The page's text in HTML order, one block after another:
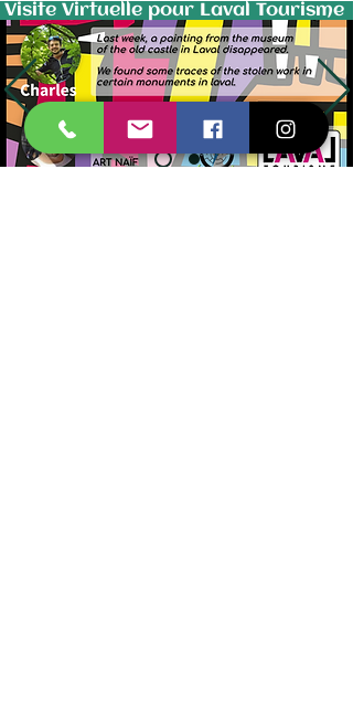
Virtuelle pour Laval Tourisme